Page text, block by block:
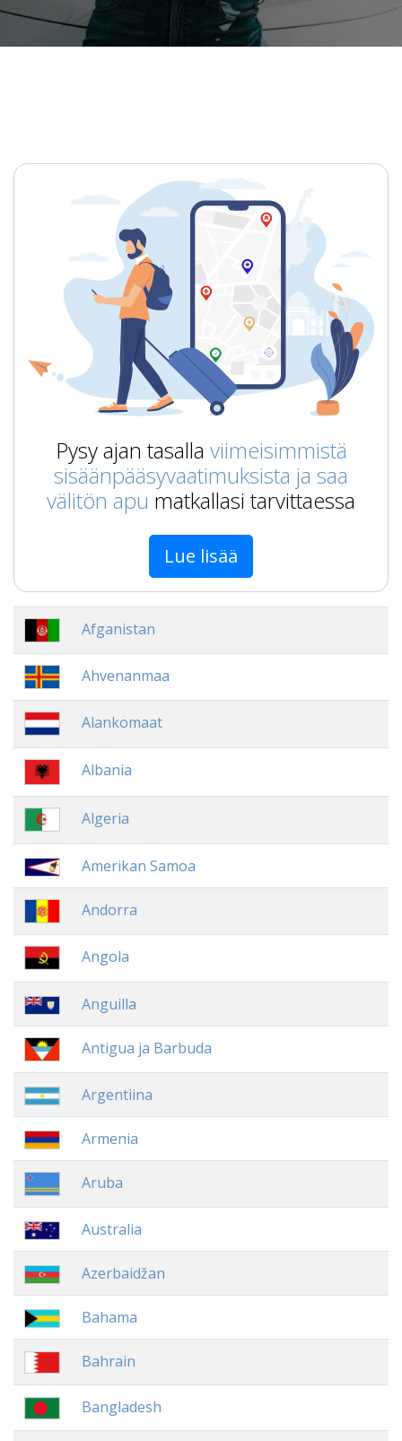
Pysy ajan tasalla viimeisimmistä
sisäänpääsyvaatimuksista ja saa
välitön apu matkallasi tarvittaessa
Lue lisää
Afganistan
Ahvenanmaa
Alankomaat
Albania
Algeria
Amerikan Samoa
Andorra
Angola
Anguilla
Antigua ja Barbuda
Argentiina
Armenia
Aruba
Australia
Azerbaidžan
Bahama
Bahrain
Bangladesh